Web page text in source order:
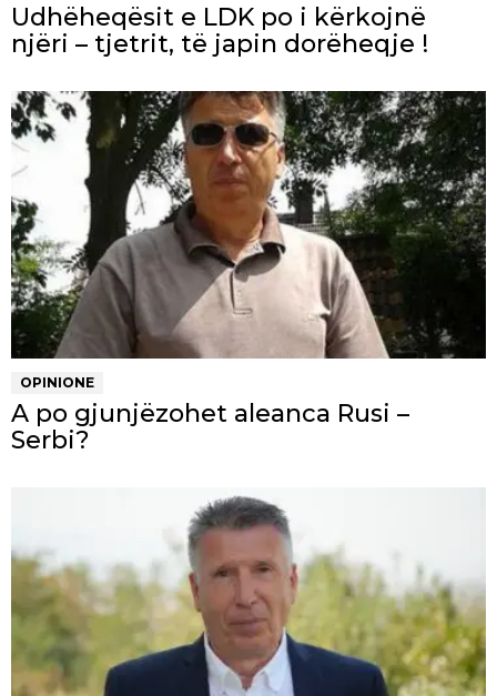
Udhëheqësit e LDK po i kërkojnë
njëri – tjetrit, të japin dorëheqje !
OPINIONE
A po gjunjëzohet aleanca Rusi –
Serbi?